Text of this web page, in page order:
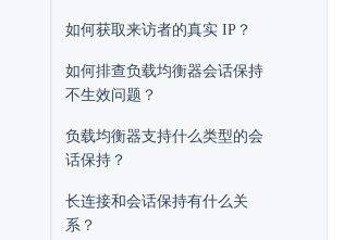
如何获取来访者的真实 IP？
如何排查负载均衡器会话保持
不生效问题？
负载均衡器支持什么类型的会
话保持？
长连接和会话保持有什么关
系？